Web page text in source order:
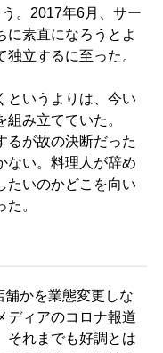
。2017年6月、サー
に素直になろうとよ
立するに至った。
というよりは、今い
み立てていた。
るが故の決断だった
ない。料理人が辞め
たいのかどこを向い
。
かを業態変更しな
ディアのコロナ報道
それまでも好調とは